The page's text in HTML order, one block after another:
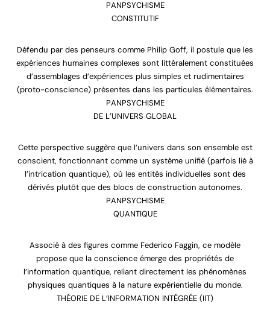
PANPSYCHISME
CONSTITUTIF
Défendu par des penseurs comme Philip Goff, il postule que les
expériences humaines complexes sont littéralement constituées
d’assemblages d’expériences plus simples et rudimentaires
(proto-conscience) présentes dans les particules élémentaires.
PANPSYCHISME
DE L’UNIVERS GLOBAL
Cette perspective suggère que l’univers dans son ensemble est
conscient, fonctionnant comme un système unifié (parfois lié à
l’intrication quantique), où les entités individuelles sont des
dérivés plutôt que des blocs de construction autonomes.
PANPSYCHISME
QUANTIQUE
Associé à des figures comme Federico Faggin, ce modèle
propose que la conscience émerge des propriétés de
l’information quantique, reliant directement les phénomènes
physiques quantiques à la nature expérientielle du monde.
THÉORIE DE L’INFORMATION INTÉGRÉE (IIT)